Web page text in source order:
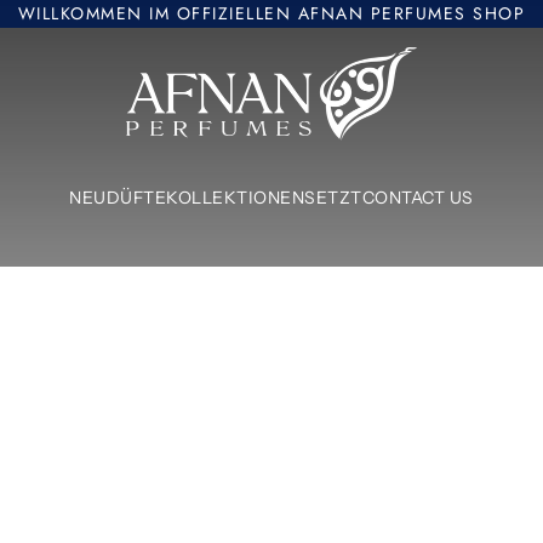
WILLKOMMEN IM OFFIZIELLEN AFNAN PERFUMES SHOP
NEUDÜFTEKOLLEKTIONENSETZTCONTACT US